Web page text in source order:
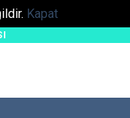
Kapat